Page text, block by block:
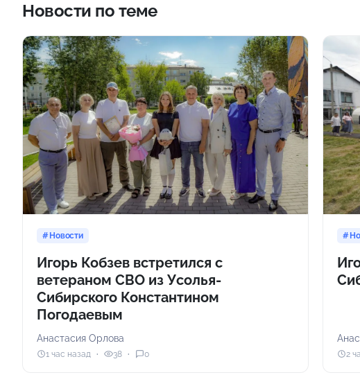
Новости по теме
Новости
Игорь Кобзев встретился с
ветераном СВО из Усолья-
Сибирского Константином
Погодаевым
Анастасия Орлова
1 час назад 38 0 2